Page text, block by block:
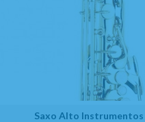
Saxo Alto Instrumentos